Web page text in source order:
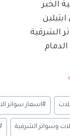
الخبر
الشرقية
#اسعار سواتر
وسواتر الشرقية